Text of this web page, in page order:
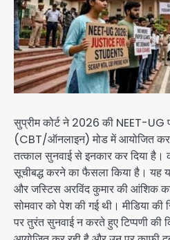
सुप्रीम कोर्ट ने 2026 की NEET-UG
(CBT/ऑनलाइन) मोड में आयोजित करने
तत्काल सुनवाई से इनकार कर दिया है।
सूचीबद्ध करने का फैसला किया है। यह
और जस्टिस अरविंद कुमार की आंशिक
सोमवार को पेश की गई थी। मीडिया की
पर तुरंत सुनवाई न करते हुए टिप्पणी की